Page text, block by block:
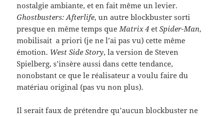
nostalgie ambiante, et en fait même un levier.
Ghostbusters: Afterlife, un autre blockbuster sorti
presque en même temps queMatrix 4 etSpider-Man,
mobilisait a priori (je ne l’ai pas vu) cette même
émotion. West Side Story, la version de Steven
Spielberg, s’insère aussi dans cette tendance,
nonobstant ce que le réalisateur a voulu faire du
matériau original (pas vu non plus).
Il serait faux de prétendre qu’aucun blockbuster ne